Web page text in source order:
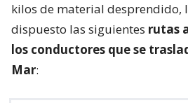
kilos de material desprendido,
dispuesto las siguientes rutas
los conductores que se
Mar: